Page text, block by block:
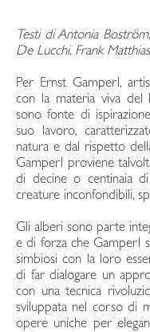
Testi di Antonia
De Lucchi,Frank
Per Ernst Gamperl,
con la materia viva del
sono fonte di
suo lavoro,
natura e dal rispetto
Gamperl proviene
di decine o centinaia
creature inconfondibili,
Gli alberi sono parte
e di forza che Gamperl
simbiosi con la loro
di far dialogare un
con una tecnica
sviluppata nel corso di
opere uniche per